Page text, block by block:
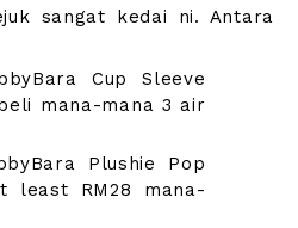
sangat kedai ni. Antara
Cup Sleeve
mana-mana 3 air
Plushie Pop
least RM28 mana-